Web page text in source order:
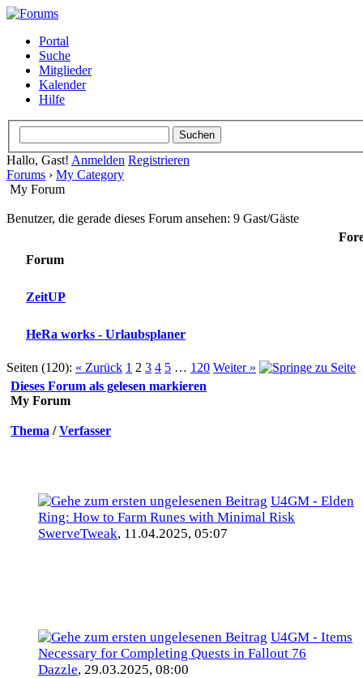
Portal
Suche
Mitglieder
Kalender
Hilfe
Hallo, Gast! Anmelden Registrieren
Forums › My Category
My Forum
Benutzer, die gerade dieses Forum ansehen: 9 Gast/Gäste
Forum
ZeitUP
HeRa works - Urlaubsplaner
Seiten (120): « Zurück 1 2 3 4 5 … 120 Weiter »
Dieses Forum als gelesen markieren
My Forum
Thema /Verfasser
U4GM - Elden
Ring: How to Farm Runes with Minimal Risk
SwerveTweak, 11.04.2025, 05:07
U4GM - Items
Necessary for Completing Quests in Fallout 76
Dazzle, 29.03.2025, 08:00